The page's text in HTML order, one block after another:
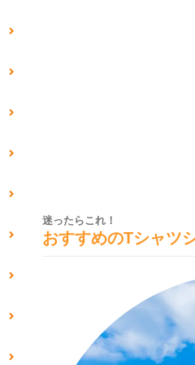
迷ったらこれ！
おすすめのTシャツ